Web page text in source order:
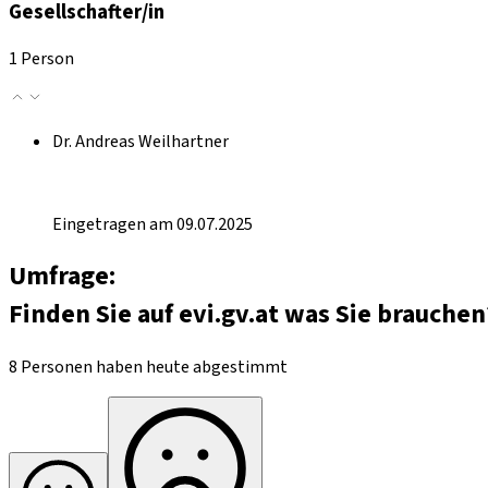
Gesellschafter/in
1 Person
Dr. Andreas Weilhartner
Eingetragen am 09.07.2025
Umfrage:
Finden Sie auf evi.gv.at was Sie
8 Personen haben heute abgestimmt